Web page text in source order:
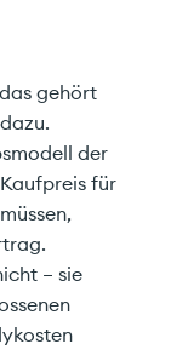
gehört
der
für
– sie